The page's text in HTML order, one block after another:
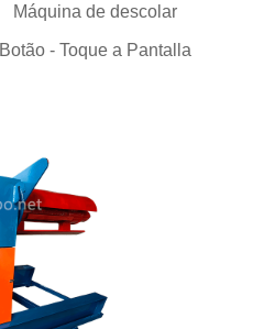
Máquina de descolar
Botão - Toque a Pantalla